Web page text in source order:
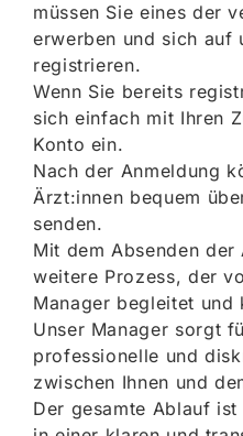
müssen Sie eines der
erwerben und sich auf
registrieren.
Wenn Sie bereits
sich einfach mit Ihren
Konto ein.
Nach der Anmeldung
Ärzt:innen bequem
senden.
Mit dem Absenden
weitere Prozess, der
Manager begleitet
Unser Manager sorgt
professionelle und
zwischen Ihnen und
Der gesamte Ablauf